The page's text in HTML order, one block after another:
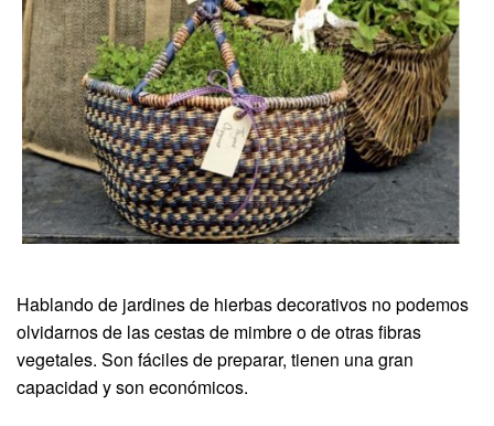
Hablando de jardines de hierbas decorativos no podemos
olvidarnos de las cestas de mimbre o de otras fibras
vegetales. Son fáciles de preparar, tienen una gran
capacidad y son económicos.